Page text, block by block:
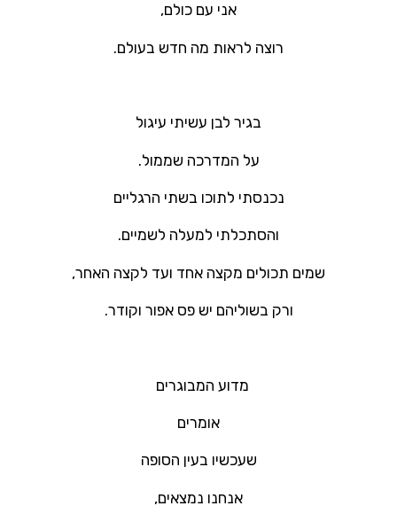
אני עם כולם,
רוצה לראות מה חדש בעולם.
בגיר לבן עשיתי עיגול
על המדרכה שממול.
נכנסתי לתוכו בשתי הרגליים
והסתכלתי למעלה לשמיים.
שמים תכולים מקצה אחד ועד לקצה האחר,
ורק בשוליהם יש פס אפור וקודר.
מדוע המבוגרים
אומרים
שעכשיו בעין הסופה
אנחנו נמצאים,